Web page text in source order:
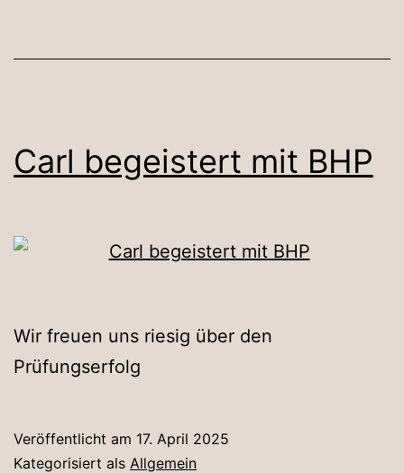
Carl begeistert mit BHP
Wir freuen uns riesig über den
Prüfungserfolg
Veröffentlicht am 17. April 2025
Kategorisiert als Allgemein